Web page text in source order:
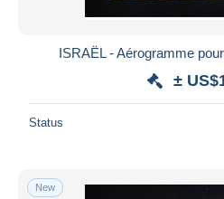
ISRAËL - Aérogramme
±
Status
New